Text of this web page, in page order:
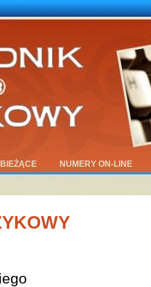
NUMERY ON-LINE